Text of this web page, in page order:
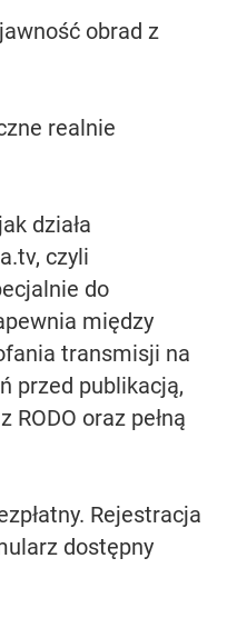
obrad z
realnie
działa
czyli
do
między
transmisji na
przed publikacją,
RODO oraz pełną
Rejestracja
dostępny